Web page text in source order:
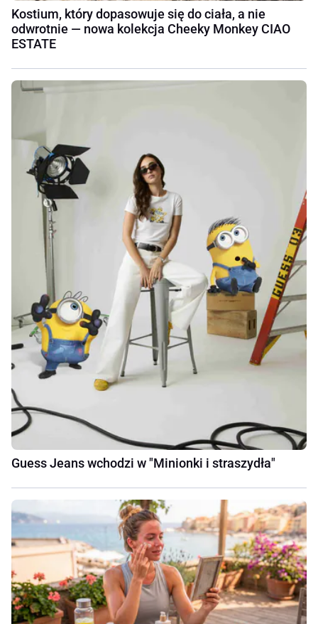
Kostium, który dopasowuje się do ciała, a nie
odwrotnie — nowa kolekcja Cheeky Monkey CIAO
ESTATE
Guess Jeans wchodzi w "Minionki i straszydła"